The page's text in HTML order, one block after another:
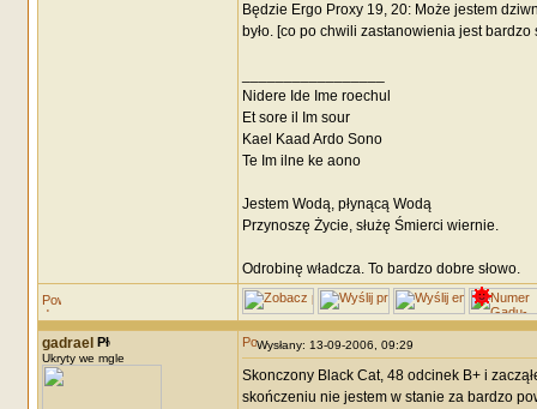
Będzie Ergo Proxy 19, 20: Może jestem
było. [co po chwili zastanowienia jest bardzo
Nidere Ide Ime roechul
Et sore il Im sour
Kael Kaad Ardo Sono
Te Im ilne ke aono
Jestem Wodą, płynącą Wodą
Przynoszę Życie, służę Śmierci wiernie.
Odrobinę władcza. To bardzo dobre słowo.
gadrael
Ukryty we mgle
Wysłany: 13-09-2006, 09:29
Skonczony Black Cat, 48 odcinek B+ i
skończeniu nie jestem w stanie za bardzo